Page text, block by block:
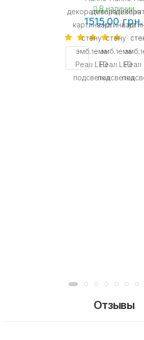
В наличии
1515.00 грн.
1
Отзывы